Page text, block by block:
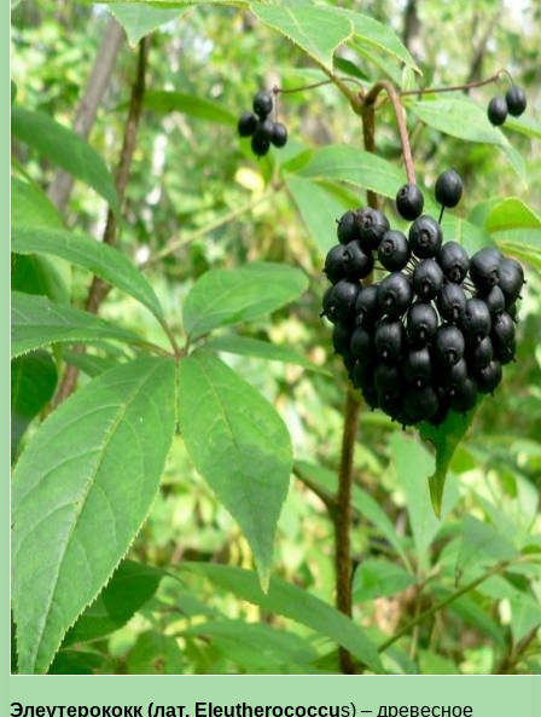
Элеутерококк (лат. Eleutherococcus) – древесное